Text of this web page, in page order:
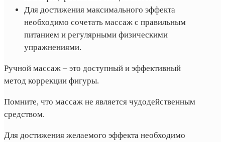
Для достижения максимального эффекта
необходимо сочетать массаж с правильным
питанием и регулярными физическими
упражнениями.
Ручной массаж – это доступный и эффективный
метод коррекции фигуры.
Помните, что массаж не является чудодейственным
средством.
Для достижения желаемого эффекта необходимо